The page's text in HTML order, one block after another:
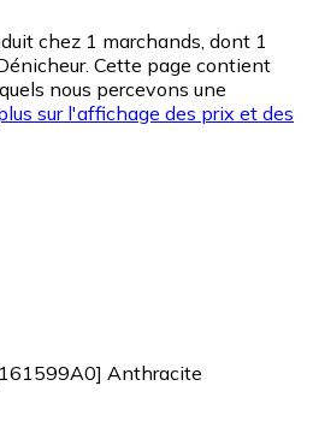
chez 1 marchands, dont 1
Cette page contient
nous percevons une
sur l'affichage des prix et des
Anthracite